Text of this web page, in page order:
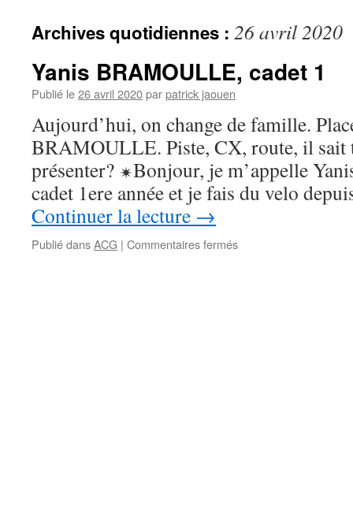
Archives quotidiennes : 26 avril 2020
Yanis BRAMOULLE, cadet 1
Publié le26 avril 2020parpatrick jaouen
Aujourd’hui, on change de famille.
BRAMOULLE. Piste, CX, route, il
présenter?
Bonjour, je m’appelle
cadet 1ere année et je fais du velo
Continuer la lecture →
Publié dansACG | Commentaires ferméssur